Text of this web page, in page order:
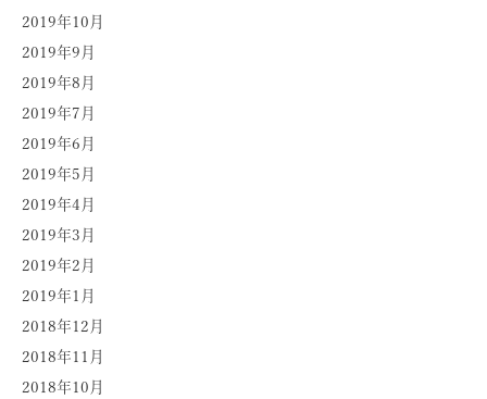
2019年10月
2019年9月
2019年8月
2019年7月
2019年6月
2019年5月
2019年4月
2019年3月
2019年2月
2019年1月
2018年12月
2018年11月
2018年10月